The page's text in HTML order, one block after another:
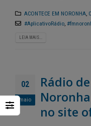
ACONTECE EM NORONHA,
#AplicativoRádio,
LEIA MAIS...
02
maio
Rádio
no site